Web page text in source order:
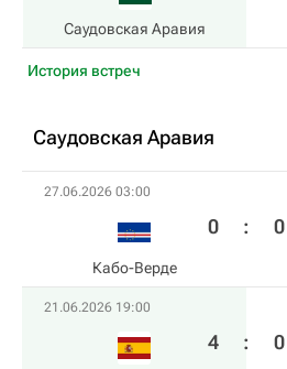
Саудовская Аравия
История встреч
Саудовская Аравия
27.06.2026 03:00
Кабо-Верде
0 : 0
21.06.2026 19:00
4 : 0